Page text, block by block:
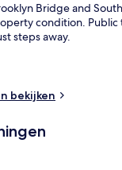
Bridge and
condition. Public
steps away.
bekijken